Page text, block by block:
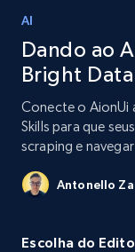
AI
Dando ao
Bright
Conecte o AionUi
Skills para que
scraping e
Antonello
Escolha do